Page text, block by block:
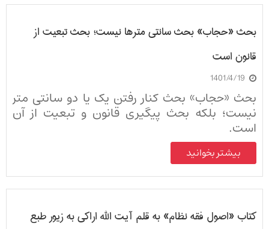
بحث «حجاب» بحث سانتی مترها نیست؛ بحث تبعیت از
قانون است
1401/4/19
بحث «حجاب» بحث کنار رفتن یک یا دو سانتی متر
نیست؛ بلکه بحث پیگیری قانون و تبعیت از آن
است.
بیشتر بخوانید
کتاب «اصول فقه نظام» به قلم آیت الله اراکی به زیور طبع